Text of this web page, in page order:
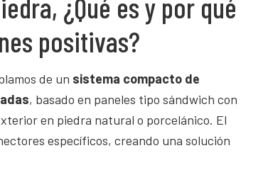
¿Qué es y por qué
positivas?
de un sistema compacto de
, basado en paneles tipo sándwich con
en piedra natural o porcelánico. El
específicos, creando una solución